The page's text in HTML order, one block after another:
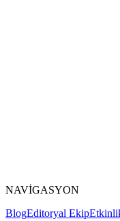
NAVİGASYON
BlogEditoryal Ekip